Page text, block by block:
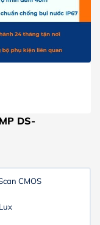
DS-
CMOS